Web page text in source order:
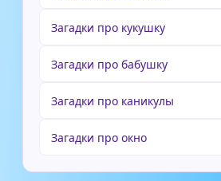
Загадки про кукушку
Загадки про бабушку
Загадки про каникулы
Загадки про окно